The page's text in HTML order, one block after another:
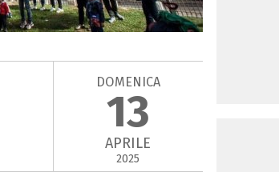
DOMENICA
13
APRILE
2025